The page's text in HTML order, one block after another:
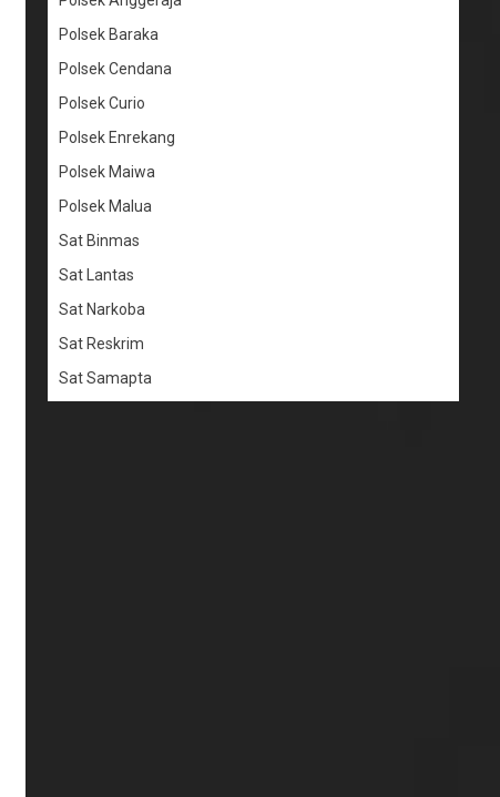
Polsek Baraka
Polsek Cendana
Polsek Curio
Polsek Enrekang
Polsek Maiwa
Polsek Malua
Sat Binmas
Sat Lantas
Sat Narkoba
Sat Reskrim
Sat Samapta